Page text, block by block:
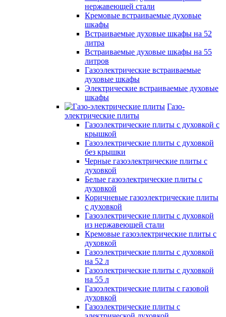
нержавеющей стали
Кремовые встраиваемые духовые
шкафы
Встраиваемые духовые шкафы на 52
литра
Встраиваемые духовые шкафы на 55
литров
Газоэлектрические встраиваемые
духовые шкафы
Электрические встраиваемые духовые
шкафы
Газо-
электрические плиты
Газоэлектрические плиты с духовкой с
крышкой
Газоэлектрические плиты с духовкой
без крышки
Черные газоэлектрические плиты с
духовкой
Белые газоэлектрические плиты с
духовкой
Коричневые газоэлектрические плиты
с духовкой
Газоэлектрические плиты с духовкой
из нержавеющей стали
Кремовые газоэлектрические плиты с
духовкой
Газоэлектрические плиты с духовкой
на 52 л
Газоэлектрические плиты с духовкой
на 55 л
Газоэлектрические плиты с газовой
духовкой
Газоэлектрические плиты с